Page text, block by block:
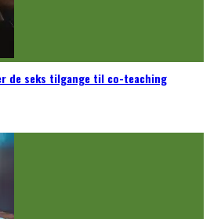
de seks tilgange til co-teaching